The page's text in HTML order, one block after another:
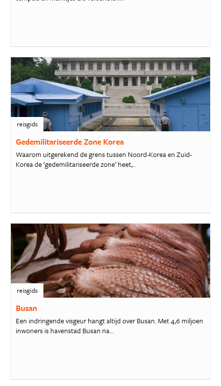
reisgids
Gedemilitariseerde Zone Korea
Waarom uitgerekend de grens tussen Noord-Korea en Zuid-
Korea de ‘gedemilitariseerde zone’ heet,..
reisgids
Busan
Een indringende visgeur hangt altijd over Busan. Met 4,6 miljoen
inwoners is havenstad Busan na...